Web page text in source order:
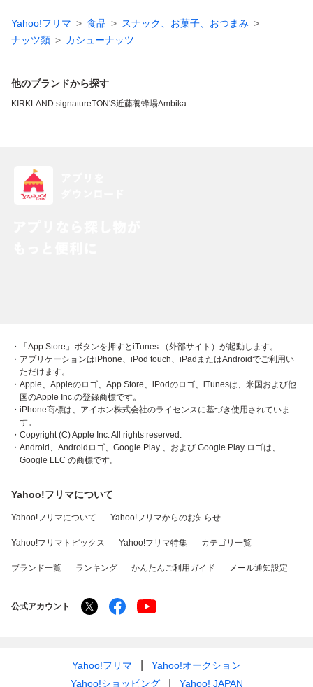
Yahoo!フリマ 食品
スナック、お菓子、おつまみ
ナッツ類
カシューナッツ
他のブランドから探す
KIRKLAND signatureTON'S近藤養蜂場Ambika
・「App Store」ボタンを押すとiTunes （外部サイト）が起動します。
・アプリケーションはiPhone、iPod touch、iPadまたはAndroidでご利用い
ただけます。
・Apple、Appleのロゴ、App Store、iPodのロゴ、iTunesは、米国および他
国のApple Inc.の登録商標です。
・iPhone商標は、アイホン株式会社のライセンスに基づき使用されていま
す。
・Copyright (C) Apple Inc. All rights reserved.
・Android、Androidロゴ、Google Play 、および Google Play ロゴは、
Google LLC の商標です。
Yahoo!フリマについて
Yahoo!フリマについて Yahoo!フリマからのお知らせ
Yahoo!フリマトピックス Yahoo!フリマ特集 カテゴリ一覧
ブランド一覧 ランキング かんたんご利用ガイド メール通知設定
公式アカウント
Yahoo!フリマ
Yahoo!オークション
Yahoo!ショッピング
Yahoo! JAPAN